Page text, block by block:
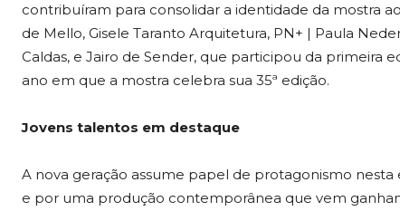
contribuíram para consolidar a identidade da mostra
de Mello, Gisele Taranto Arquitetura, PN+ | Paula
Caldas, e Jairo de Sender, que participou da primeira
ano em que a mostra celebra sua 35ª edição.
Jovens talentos em destaque
A nova geração assume papel de protagonismo
e por uma produção contemporânea que vem